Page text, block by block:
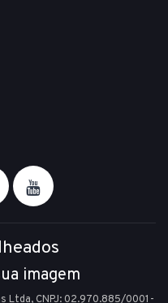
imagem
Ltda, CNPJ: 02.970.885/0001-